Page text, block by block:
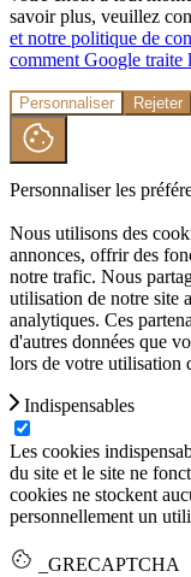
savoir plus, veuillez
et notre politique de
comment Google traite
Personnaliser Rejeter
Personnaliser les
Nous utilisons des
annonces, offrir des
notre trafic. Nous
utilisation de notre site
analytiques. Ces
d'autres données que
lors de votre utilisation
Indispensables
Les cookies
du site et le site ne
cookies ne stockent
personnellement un
_GRECAPTCHA